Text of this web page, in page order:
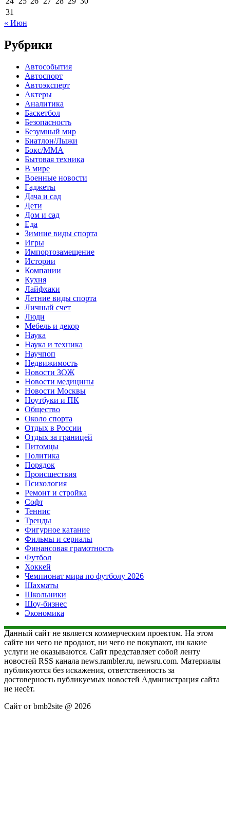
31
« Июн
Рубрики
Автособытия
Автоспорт
Автоэксперт
Актеры
Аналитика
Баскетбол
Безопасность
Безумный мир
Биатлон/Лыжи
Бокс/MMA
Бытовая техника
В мире
Военные новости
Гаджеты
Дача и сад
Дети
Дом и сад
Еда
Зимние виды спорта
Игры
Импортозамещение
Истории
Компании
Кухня
Лайфхаки
Летние виды спорта
Личный счет
Люди
Мебель и декор
Наука
Наука и техника
Научпоп
Недвижимость
Новости ЗОЖ
Новости медицины
Новости Москвы
Ноутбуки и ПК
Общество
Около спорта
Отдых в России
Отдых за границей
Питомцы
Политика
Порядок
Происшествия
Психология
Ремонт и стройка
Софт
Теннис
Тренды
Фигурное катание
Фильмы и сериалы
Финансовая грамотность
Футбол
Хоккей
Чемпионат мира по футболу 2026
Шахматы
Школьники
Шоу-бизнес
Экономика
Данный сайт не является коммерческим проектом. На этом
сайте ни чего не продают, ни чего не покупают, ни какие
услуги не оказываются. Сайт представляет собой ленту
новостей RSS канала news.rambler.ru, newsru.com. Материалы
публикуются без искажения, ответственность за
достоверность публикуемых новостей Администрация сайта
не несёт.
Сайт от bmb2site @ 2026